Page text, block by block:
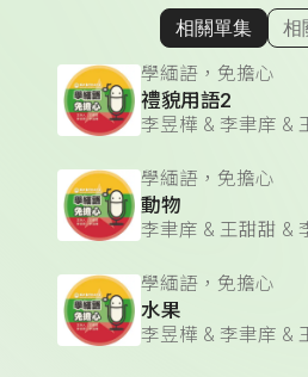
顯示
相關單集 相
學緬語，免擔心
禮貌用語2
李昱樺 & 李聿庠 &
學緬語，免擔心
動物
李聿庠 & 王甜甜 &
學緬語，免擔心
水果
李昱樺 & 李聿庠 &